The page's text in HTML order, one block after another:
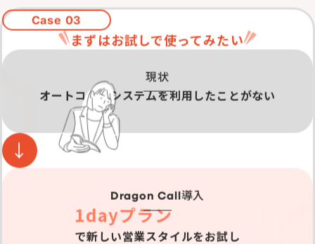
Case 03
まずはお試しで使ってみたい
現状
オートコールシステムを利用したことがない
Dragon Call導入
1dayプラン
で新しい営業スタイルをお試し